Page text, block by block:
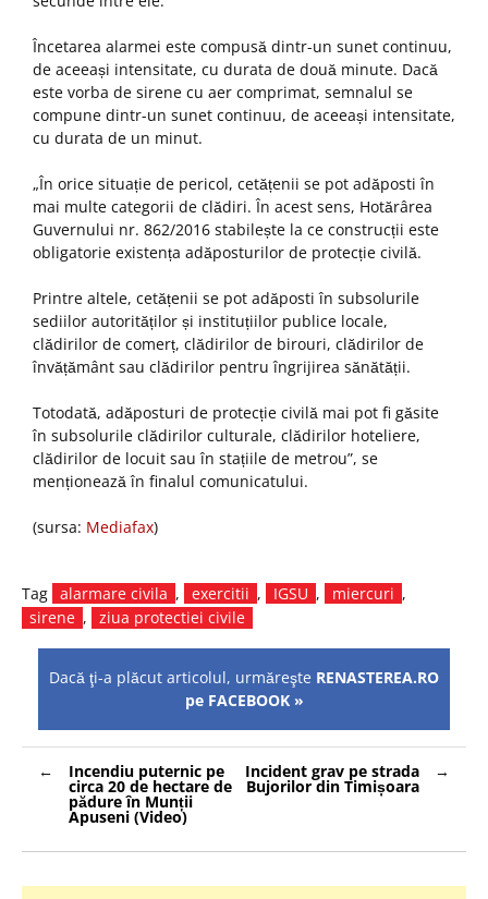
Încetarea alarmei este compusă dintr-un sunet continuu,
de aceeași intensitate, cu durata de două minute. Dacă
este vorba de sirene cu aer comprimat, semnalul se
compune dintr-un sunet continuu, de aceeași intensitate,
cu durata de un minut.
„În orice situație de pericol, cetățenii se pot adăposti în
mai multe categorii de clădiri. În acest sens, Hotărârea
Guvernului nr. 862/2016 stabilește la ce construcții este
obligatorie existența adăposturilor de protecție civilă.
Printre altele, cetățenii se pot adăposti în subsolurile
sediilor autorităților și instituțiilor publice locale,
clădirilor de comerț, clădirilor de birouri, clădirilor de
învățământ sau clădirilor pentru îngrijirea sănătății.
Totodată, adăposturi de protecție civilă mai pot fi găsite
în subsolurile clădirilor culturale, clădirilor hoteliere,
clădirilor de locuit sau în stațiile de metrou”, se
menționează în finalul comunicatului.
(sursa: Mediafax)
Tag alarmare civila , exercitii , IGSU , miercuri ,
sirene , ziua protectiei civile
Dacă ţi-a plăcut articolul, urmăreşte RENASTEREA.RO
pe FACEBOOK »
Navigare
în
articole
Incendiu puternic pe
circa 20 de hectare de
pădure în Munții
Apuseni (Video)
Incident grav pe strada
Bujorilor din Timișoara